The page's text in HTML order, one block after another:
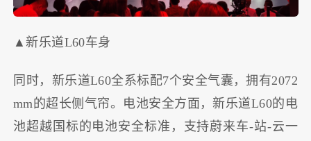
▲新乐道L60车身
同时，新乐道L60全系标配7个安全气囊，拥有2072
mm的超长侧气帘。电池安全方面，新乐道L60的电
池超越国标的电池安全标准，支持蔚来车-站-云一